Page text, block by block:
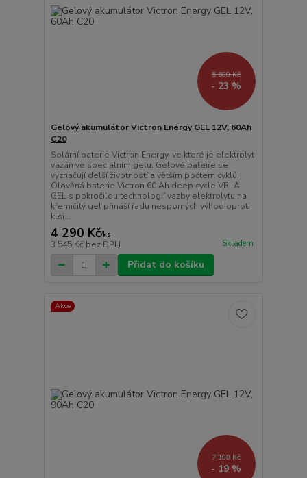
5 600 Kč
- 23 %
Gelový akumulátor Victron Energy GEL 12V, 60Ah
C20
Solární baterie Victron Energy, ve které je elektrolyt
vázán ve speciálním gelu. Gelové bateire se
vyznačují delší životností a větším počtem cyklů.
Olověná baterie Victron 60 Ah deep cycle VRLA
GEL s pokročilou technologií vazby elektrolytu na
křemičitý gel přináší řadu nesporných výhod oproti
klsi...
4 290 Kč/ks
3 545 Kč bez DPH Skladem
Přidat do košíku
Akce
7 100 Kč
- 19 %